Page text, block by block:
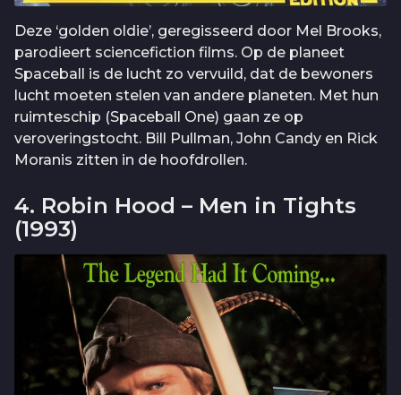
Deze ‘golden oldie’, geregisseerd door Mel Brooks,
parodieert sciencefiction films. Op de planeet
Spaceball is de lucht zo vervuild, dat de bewoners
lucht moeten stelen van andere planeten. Met hun
ruimteschip (Spaceball One) gaan ze op
veroveringstocht. Bill Pullman, John Candy en Rick
Moranis zitten in de hoofdrollen.
4. Robin Hood – Men in Tights
(1993)